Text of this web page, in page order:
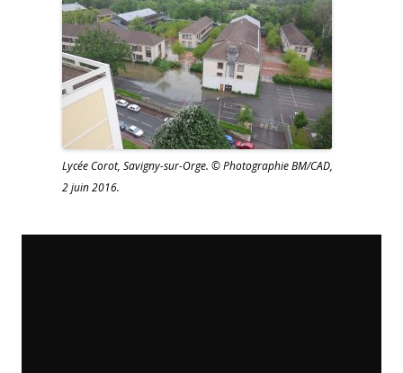
Lycée Corot, Savigny-sur-Orge. © Photographie BM/CAD,
2 juin 2016.